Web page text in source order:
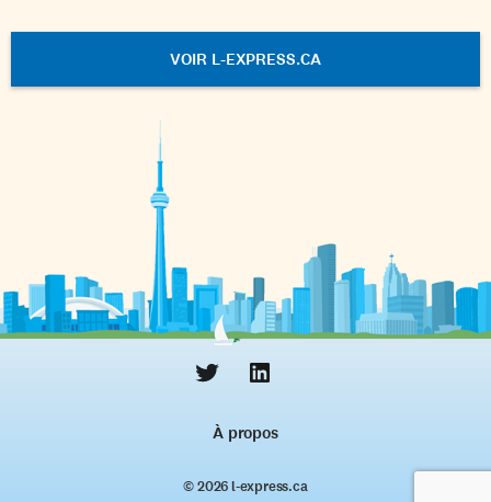
VOIR L-EXPRESS.CA
À propos
© 2026 l‑express.ca